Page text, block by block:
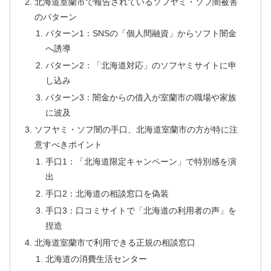
のパターン
パターン1：SNSの「個人間融資」からソフト闇金
へ誘導
パターン2：「北海道対応」のソフヤミサイトに申
し込み
パターン3：闇金からの借入が室蘭市の職場や家族
に波及
ソフヤミ・ソフ闇の手口、北海道室蘭市の方が特に注
意すべきポイント
手口1：「北海道限定キャンペーン」で特別感を演
出
手口2：北海道の相談窓口を偽装
手口3：口コミサイトで「北海道の利用者の声」を
捏造
北海道室蘭市で利用できる正規の相談窓口
北海道の消費生活センター